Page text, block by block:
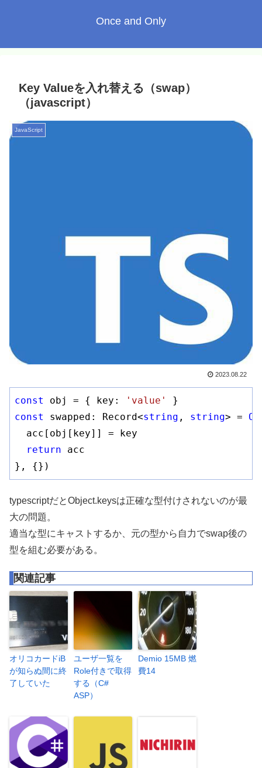
Once and Only
Key Valueを入れ替える（swap）
（javascript）
JavaScript
2023.08.22
const obj = { key: 'value'
const
swapped: Record<string , string> =
  acc[obj[key]] = key
return acc
typescriptだとObject.keysは正確な型付けされないのが最
大の問題。
適当な型にキャストするか、元の型から自力でswap後の
型を組む必要がある。
関連記事
オリコカードiB
が知らぬ間に終
了していた
ユーザ一覧を
Role付きで取得
する（C#
ASP）
Demio 15MB 燃
費14